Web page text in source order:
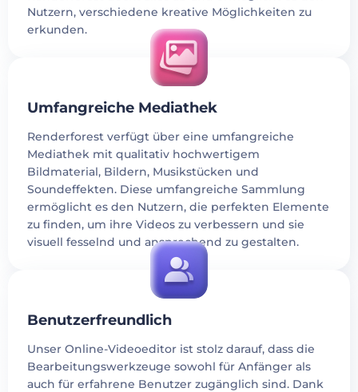
Nutzern, verschiedene kreative Möglichkeiten zu
erkunden.
Umfangreiche Mediathek
Renderforest verfügt über eine umfangreiche
Mediathek mit qualitativ hochwertigem
Bildmaterial, Bildern, Musikstücken und
Soundeffekten. Diese umfangreiche Sammlung
ermöglicht es den Nutzern, die perfekten Elemente
zu finden, um ihre Videos zu verbessern und sie
visuell fesselnd und ansprechend zu gestalten.
Benutzerfreundlich
Unser Online-Videoeditor ist stolz darauf, dass die
Bearbeitungswerkzeuge sowohl für Anfänger als
auch für erfahrene Benutzer zugänglich sind. Dank